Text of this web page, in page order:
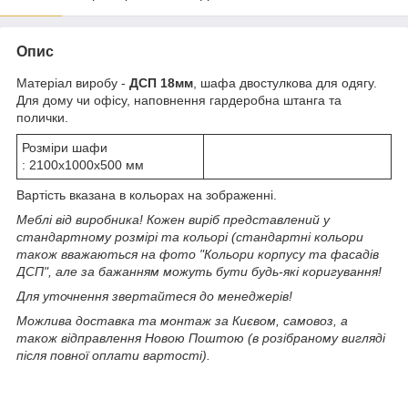
Опис
Матеріал виробу - ДСП 18мм , шафа двостулкова для одягу.
Для дому чи офісу, наповнення гардеробна штанга та
полички.
Розміри шафи
: 2100х1000х500 мм
Вартість вказана в кольорах на зображенні.
Меблі від виробника! Кожен виріб представлений у
стандартному розмірі та кольорі (стандартні кольори
також вважаються на фото "Кольори корпусу та фасадів
ДСП", але за бажанням можуть бути будь-які коригування!
Для уточнення звертайтеся до менеджерів!
Можлива доставка та монтаж за Києвом, самовоз, а
також відправлення Новою Поштою (в розібраному вигляді
після повної оплати вартості).